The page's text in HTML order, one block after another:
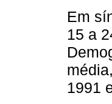
Em
15 a
1991